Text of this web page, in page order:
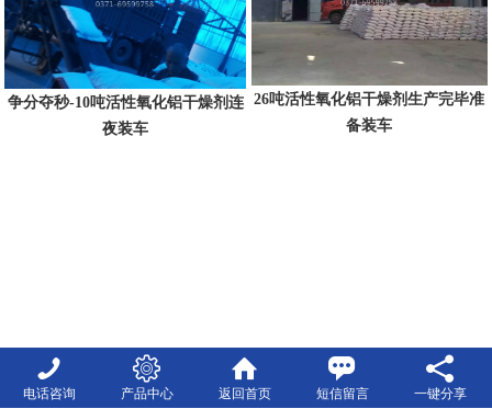
争分夺秒-10吨活性氧化铝干燥剂连
夜装车
26吨活性氧化铝干燥剂生产完毕准
备装车
电话咨询 产品中心 返回首页 短信留言 一键分享